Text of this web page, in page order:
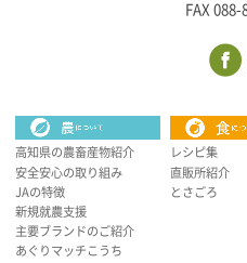
FAX 088-
高知県の農畜産物紹介
安全安心の取り組み
JAの特徴
新規就農支援
主要ブランドのご紹介
あぐりマッチこうち
レシピ集
直販所紹介
とさごろ